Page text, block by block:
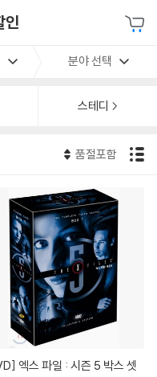
인
분야 선택
스테디
품절포함